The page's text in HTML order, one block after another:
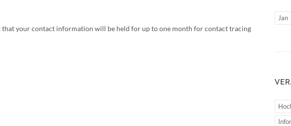
that your contact information will be held for up to one month for contact tracing
Jan